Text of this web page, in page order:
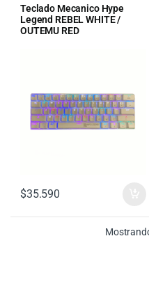
Teclado Mecanico Hype
Legend REBEL WHITE /
OUTEMU RED
$35.590